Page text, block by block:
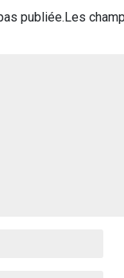
publiée.Les